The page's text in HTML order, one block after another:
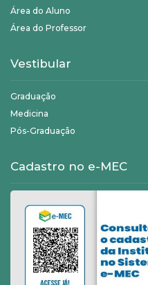
Área do Aluno
Área do Professor
Vestibular
Graduação
Medicina
Pós-Graduação
Cadastro no e-MEC